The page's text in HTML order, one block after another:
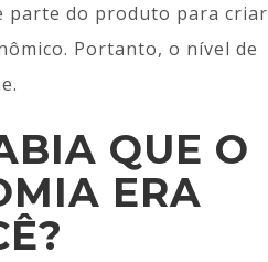
parte do produto para criar
Portanto, o nível de
QUE O
ERA